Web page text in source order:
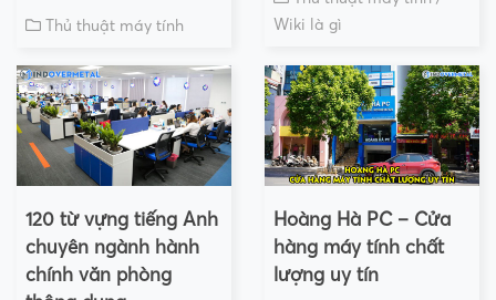
Thủ thuật máy tính
Wiki là gì
120 từ vựng tiếng Anh
chuyên ngành hành
chính văn phòng
Hoàng Hà PC – Cửa
hàng máy tính chất
lượng uy tín